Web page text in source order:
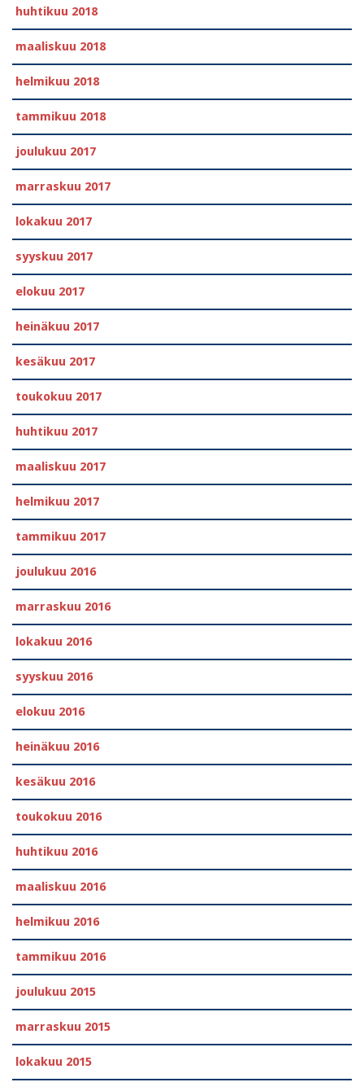
huhtikuu 2018
maaliskuu 2018
helmikuu 2018
tammikuu 2018
joulukuu 2017
marraskuu 2017
lokakuu 2017
syyskuu 2017
elokuu 2017
heinäkuu 2017
kesäkuu 2017
toukokuu 2017
huhtikuu 2017
maaliskuu 2017
helmikuu 2017
tammikuu 2017
joulukuu 2016
marraskuu 2016
lokakuu 2016
syyskuu 2016
elokuu 2016
heinäkuu 2016
kesäkuu 2016
toukokuu 2016
huhtikuu 2016
maaliskuu 2016
helmikuu 2016
tammikuu 2016
joulukuu 2015
marraskuu 2015
lokakuu 2015